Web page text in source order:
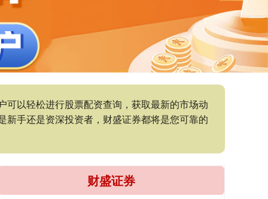
以轻松进行股票配资查询，获取最新的市场动
手还是资深投资者，财盛证券都将是您可靠的
财盛证券